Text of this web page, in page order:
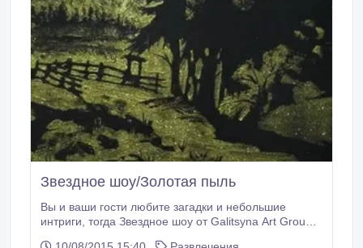
Звездное шоу/Золотая пыль
Вы и ваши гости любите загадки и небольшие
интриги, тогда Звездное шоу от Galitsyna Art Group